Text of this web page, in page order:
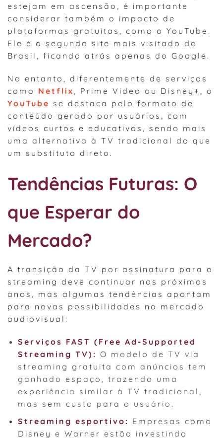
estejam em ascensão, é importante
considerar também o impacto de
plataformas gratuitas, como o YouTube.
Ele é o segundo site mais visitado do
Brasil, ficando atrás apenas do Google.
No entanto, diferentemente de serviços
como Netflix
, Prime Video ou Disney+, o
YouTube se destaca pelo formato de
conteúdo gerado por usuários, com
vídeos curtos e educativos, sendo mais
uma alternativa à TV tradicional do que
um substituto direto.
Tendências Futuras: O
que Esperar do
Mercado?
A transição da TV por assinatura para o
streaming deve continuar nos próximos
anos, mas algumas tendências apontam
para novas possibilidades no mercado
audiovisual:
Serviços FAST (Free Ad-Supported
Streaming TV): O modelo de TV via
streaming gratuita com anúncios tem
ganhado espaço, trazendo uma
experiência similar à TV tradicional,
mas sem custo para o usuário.
Streaming esportivo: Empresas como
Disney e Warner estão investindo